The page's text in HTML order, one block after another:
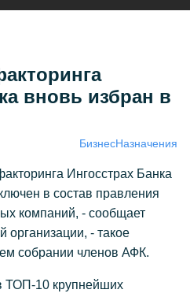
вновь избран в
БизнесНазначения
Ингосстрах Банка
в состав правления
компаний, - сообщает
организации, - такое
собрании членов АФК.
ТОП-10 крупнейших